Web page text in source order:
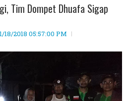
Tim Dompet Dhuafa Sigap
18/2018 05:57:00 PM